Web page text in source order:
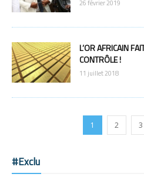
26 février 2019
L’OR AFRICAIN
CONTRÔLE !
11 juillet 2018
1 2 3
#Exclu